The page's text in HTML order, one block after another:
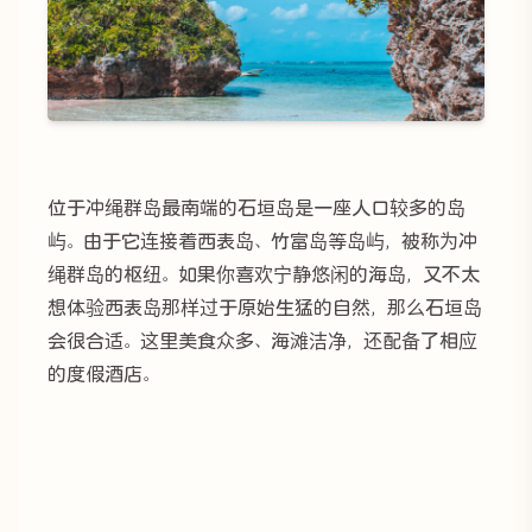
位于冲绳群岛最南端的石垣岛是一座人口较多的岛
屿。由于它连接着西表岛、竹富岛等岛屿，被称为冲
绳群岛的枢纽。如果你喜欢宁静悠闲的海岛，又不太
想体验西表岛那样过于原始生猛的自然，那么石垣岛
会很合适。这里美食众多、海滩洁净，还配备了相应
的度假酒店。